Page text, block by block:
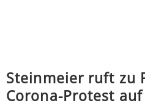
Steinmeier ruft zu
Corona-Protest auf